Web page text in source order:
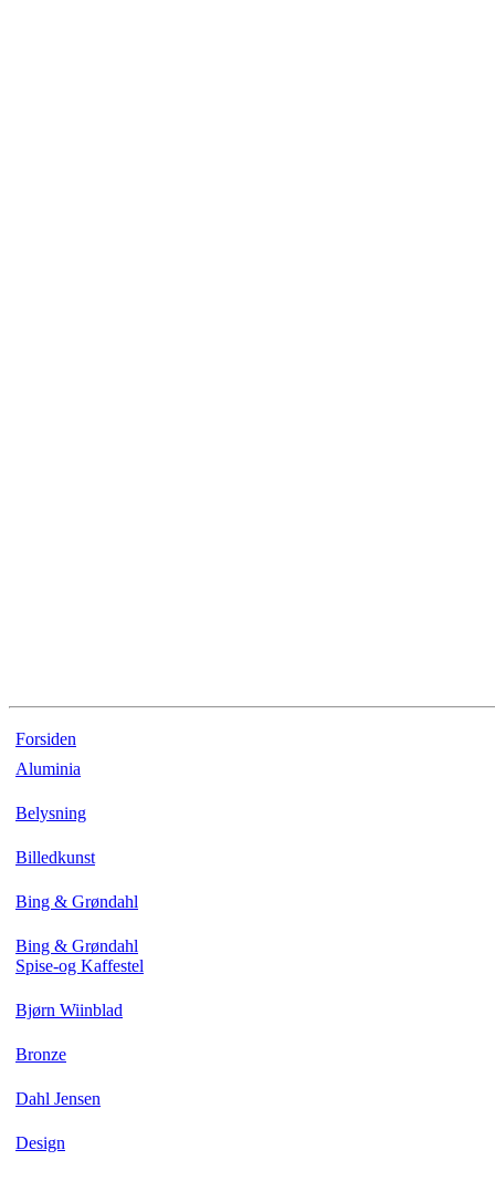
Forsiden
Aluminia
Belysning
Billedkunst
Bing & Grøndahl
Bing & Grøndahl
Spise-og Kaffestel
Bjørn Wiinblad
Bronze
Dahl Jensen
Design